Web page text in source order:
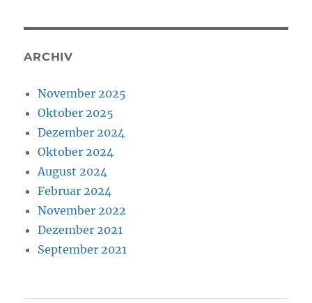
ARCHIV
November 2025
Oktober 2025
Dezember 2024
Oktober 2024
August 2024
Februar 2024
November 2022
Dezember 2021
September 2021